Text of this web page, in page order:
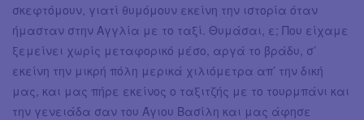
σκεφτόμουν, γιατί θυμόμουν εκείνη την ιστορία όταν
ήμασταν στην Αγγλία με το ταξί. Θυμάσαι, ε; Που είχαμε
ξεμείνει χωρίς μεταφορικό μέσο, αργά το βράδυ, σ’
εκείνη την μικρή πόλη μερικά χιλιόμετρα απ’ την δική
μας, και μας πήρε εκείνος ο ταξιτζής με το τουρμπάνι και
την γενειάδα σαν του Άγιου Βασίλη και μας άφησε